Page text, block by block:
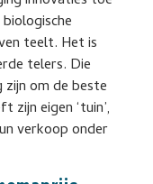
teelt. Het is
telers. Die
om de beste
eigen ‘tuin’,
verkoop onder